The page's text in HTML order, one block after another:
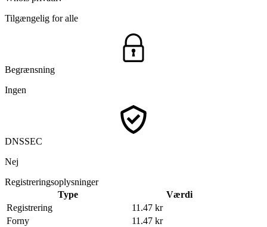
Tilgængelig for alle
Begrænsning
Ingen
DNSSEC
Nej
Registreringsoplysninger
Type
Værdi
Registrering
11.47 kr
Forny
11.47 kr